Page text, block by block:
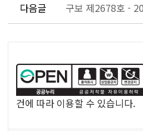
다음글 구보 제2678호 -
공
리
공건에 따라 이용할 수 있습니다.